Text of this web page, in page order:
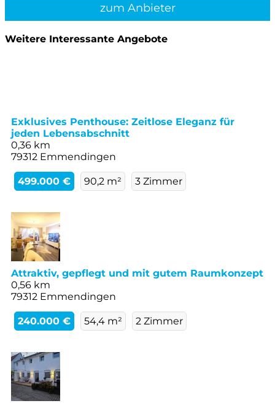
zum Anbieter
Weitere Interessante Angebote
Exklusives Penthouse: Zeitlose Eleganz für
jeden Lebensabschnitt
0,36 km
79312 Emmendingen
499.000 € 90,2 m² 3 Zimmer
Attraktiv, gepflegt und mit gutem Raumkonzept
0,56 km
79312 Emmendingen
240.000 € 54,4 m² 2 Zimmer